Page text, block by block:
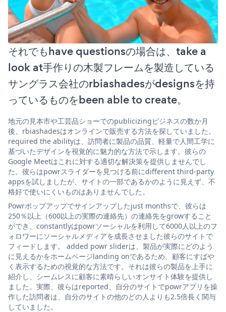
それでもhave questionsの場合は、take a
look at手作りの木製フレームを製造している
サングラス会社のrbiashadesがdesignsを持
っているものをbeen able to create。
地元の見本市や工芸品ショーでのpublicizingビジネスの数か月
後、rbiashadesはオンラインで販売する方法を探していました。
required the abilityは、訪問者に製品の品質、軽量で人間工学に
基づいたデザインを視覚的に魅力的な方法で示します。彼らの
Google Meetはこれに対する適切な解決策を提供しませんでし
た。彼らはpowrスライダーを見つける前にdifferent third-party
appsを試しましたが、サイトの一部であるかのように見えず、不
格好で使いにくいものはありませんでした。
Powrポップアップでサインアップしたjust monthsで、彼らは
250％以上（600以上の実際の連絡先）の連絡先をgrowすること
ができ、constantlyはpowrソーシャルを利用して6000人以上のフ
ォロワーにソーシャルメディアを成長させました彼らのサイトで
フィードします。 added powr sliderは、製品が実際にどのよう
に見えるかをホームページlanding onであるため、顧客にすばや
く表示するための視覚的な方法です。それは彼らの製品を上手に
紹介し、シームレスに顧客に素晴らしいオンサイト体験を提供し
ました。実際、彼らはreported、自分のサイトでpowrアプリを操
作した訪問者は、自分のサイトの他のどの人よりも2.5倍長く関与
していました。